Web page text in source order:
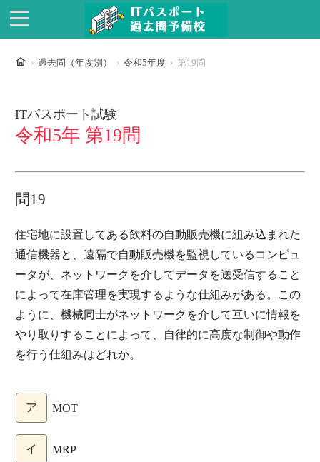
ホーム
過去問（年度別） 令和5年度 第19問
ITパスポート試験
令和5年 第19問
問19
住宅地に設置してある飲料の自動販売機に組み込まれた
通信機器と、遠隔で自動販売機を監視しているコンピュ
ータが、ネットワークを介してデータを送受信すること
によって在庫管理を実現するような仕組みがある。この
ように、機械同士がネットワークを介して互いに情報を
やり取りすることによって、自律的に高度な制御や動作
を行う仕組みはどれか。
ア MOT
イ MRP